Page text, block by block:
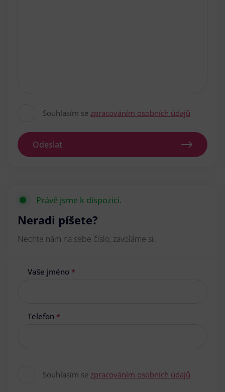
Souhlasím se zpracováním osobních údajů
Odeslat
Právě jsme k dispozici.
Neradi píšete?
Nechte nám na sebe číslo, zavoláme si.
Vaše jméno *
Telefon *
Souhlasím se zpracováním osobních údajů